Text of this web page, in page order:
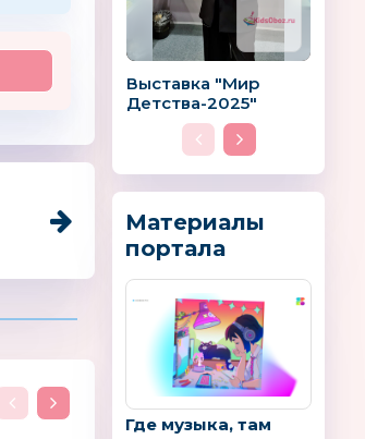
Rainbow Loom
Suavinex
Выставка "Мир
Детства-2025"
Материалы
портала
Где музыка, там